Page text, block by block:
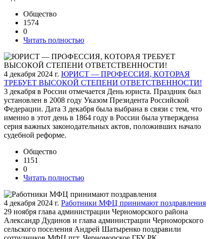
Общество
1574
0
Читать полностью
4 декабря 2024 г. ЮРИСТ — ПРОФЕССИЯ, КОТОРАЯ
ТРЕБУЕТ ВЫСОКОЙ СТЕПЕНИ ОТВЕТСТВЕННОСТИ!
3 декабря в России отмечается День юриста. Праздник был
установлен в 2008 году Указом Президента Российской
Федерации. Дата 3 декабря была выбрана в связи с тем, что
именно в этот день в 1864 году в России была утверждена
серия важных законодательных актов, положивших начало
судебной реформе.
Общество
1151
0
Читать полностью
4 декабря 2024 г. Работники МФЦ принимают поздравления
29 ноября глава администрации Черноморского района
Александр Дудинов и глава администрации Черноморского
сельского поселения Андрей Шатыренко поздравили